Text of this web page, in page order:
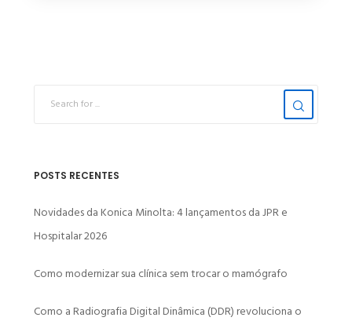
POSTS RECENTES
Novidades da Konica Minolta: 4 lançamentos da JPR e
Hospitalar 2026
Como modernizar sua clínica sem trocar o mamógrafo
Como a Radiografia Digital Dinâmica (DDR) revoluciona o